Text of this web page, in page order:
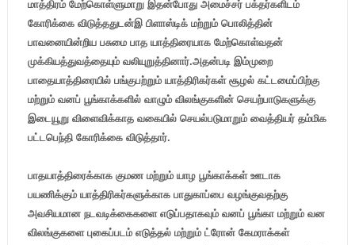
மாத்திரம் மேற்கொள்ளுமாறு இதன்போது அமைச்சர் பக்தர்களிடம்
கோரிக்கை விடுத்ததுடன்இ பிளாஸ்டிக் மற்றும் பொலித்தின்
பாவனையின்றிய பசுமை பாத யாத்திரையாக மேற்கொள்வதன்
முக்கியத்துவத்தையும் வலியுறுத்தினார்.அதன்படி இம்முறை
பாதையாத்திரையில் பங்குபற்றும் யாத்திரிகர்கள் சூழல் கட்டமைப்பிற்கு
மற்றும் வனப் பூங்காக்களில் வாழும் விலங்குகளின் செயற்பாடுகளுக்கு
இடையூறு விளைவிக்காத வகையில் செயல்படுமாறும் வைத்தியர் தம்மிக
பட்டபெந்தி கோரிக்கை விடுத்தார்.
பாதயாத்திரைக்காக குமண மற்றும் யாழ பூங்காக்கள் ஊடாக
பயணிக்கும் யாத்திரிகர்களுக்காக பாதுகாப்பை வழங்குவதற்கு
அவசியமான நடவடிக்கைகளை எடுப்பதாகவும் வனப் பூங்கா மற்றும் வன
விலங்குகளை புகைப்படம் எடுத்தல் மற்றும் ட்ரோன் கேமராக்கள்